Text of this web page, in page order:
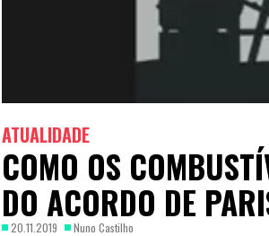
ATUALIDADE
COMO OS
DO ACORDO DE
20.11.2019 Nuno Castilho